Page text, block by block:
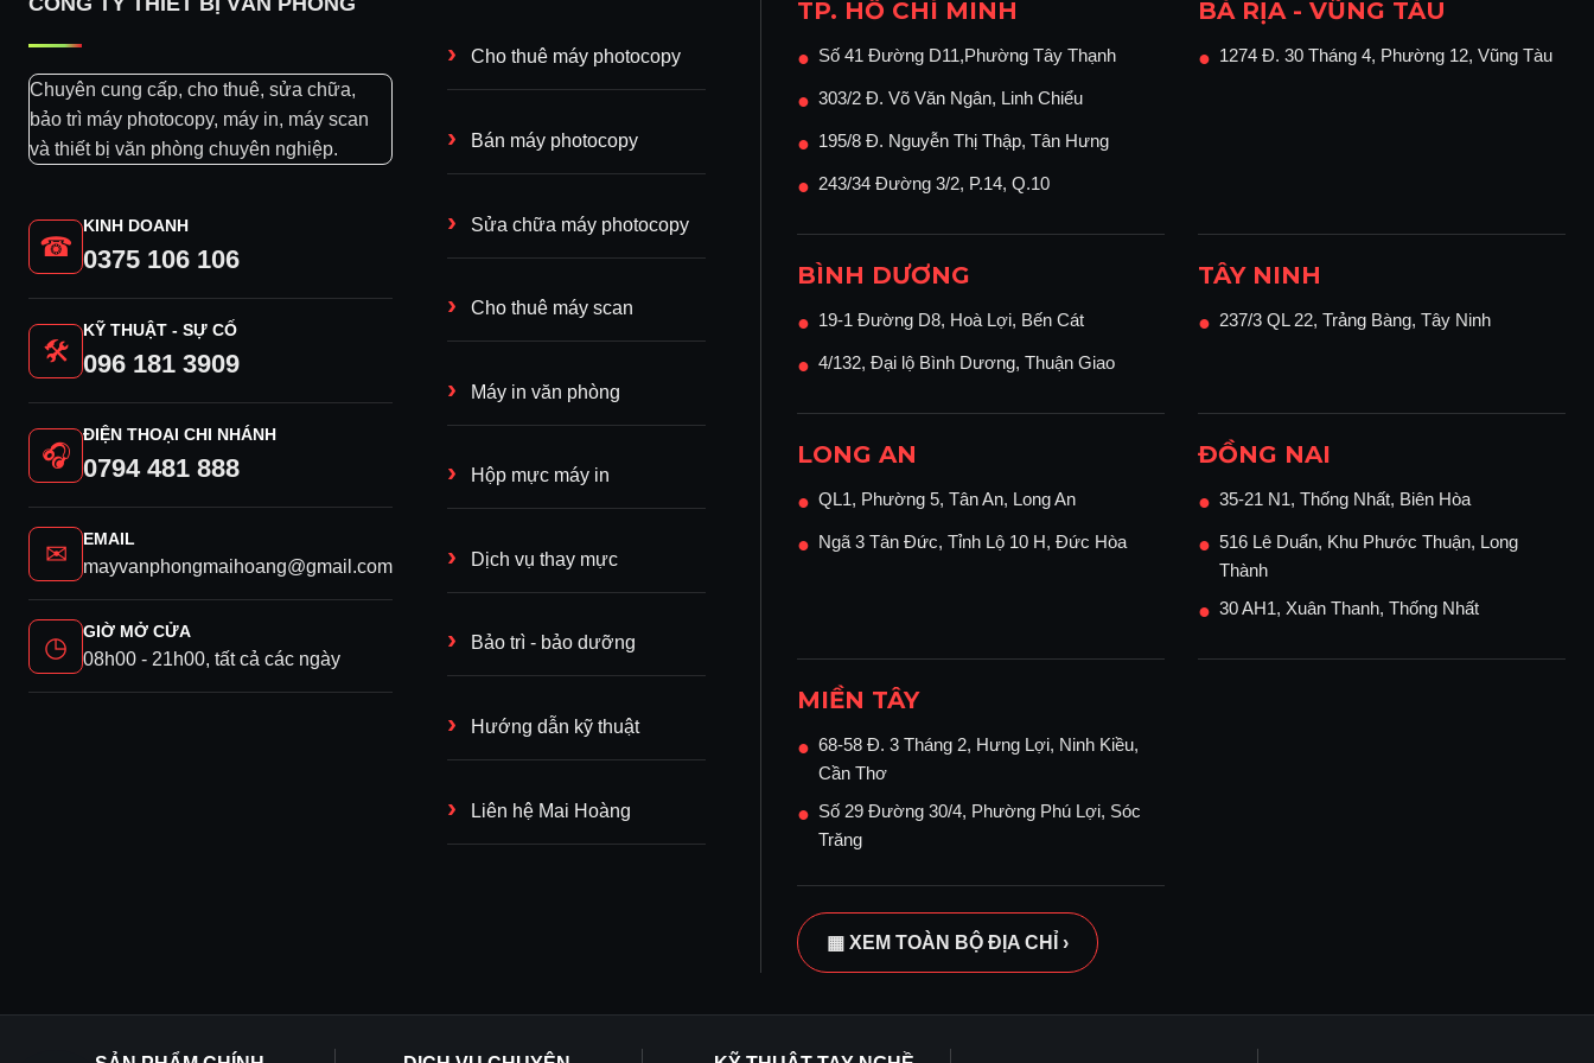
Chuyên cung cấp, cho thuê, sửa chữa,
bảo trì máy photocopy, máy in, máy scan
và thiết bị văn phòng chuyên nghiệp.
☎
KINH DOANH
0375 106 106
🛠
KỸ THUẬT - SỰ CỐ
096 181 3909
🎧
ĐIỆN THOẠI CHI NHÁNH
0794 481 888
✉ EMAIL
mayvanphongmaihoang@gmail.com
◷ GIỜ MỞ CỬA
08h00 - 21h00, tất cả các ngày
Cho thuê máy photocopy
Bán máy photocopy
Sửa chữa máy photocopy
Cho thuê máy scan
Máy in văn phòng
Hộp mực máy in
Dịch vụ thay mực
Bảo trì - bảo dưỡng
Hướng dẫn kỹ thuật
Liên hệ Mai Hoàng
TP. HỒ CHÍ MINH
● Số 41 Đường D11,Phường Tây Thạnh
● 303/2 Đ. Võ Văn Ngân, Linh Chiểu
● 195/8 Đ. Nguyễn Thị Thập, Tân Hưng
● 243/34 Đường 3/2, P.14, Q.10
BÀ RỊA - VŨNG TÀU
● 1274 Đ. 30 Tháng 4, Phường 12, Vũng Tàu
BÌNH DƯƠNG
● 19-1 Đường D8, Hoà Lợi, Bến Cát
● 4/132, Đại lộ Bình Dương, Thuận Giao
TÂY NINH
● 237/3 QL 22, Trảng Bàng, Tây Ninh
LONG AN
● QL1, Phường 5, Tân An, Long An
● Ngã 3 Tân Đức, Tỉnh Lộ 10 H, Đức Hòa
ĐỒNG NAI
● 35-21 N1, Thống Nhất, Biên Hòa
● 516 Lê Duẩn, Khu Phước Thuận, Long
Thành
● 30 AH1, Xuân Thanh, Thống Nhất
MIỀN TÂY
● 68-58 Đ. 3 Tháng 2, Hưng Lợi, Ninh Kiều,
Cần Thơ
● Số 29 Đường 30/4, Phường Phú Lợi, Sóc
Trăng
▦ XEM TOÀN BỘ ĐỊA CHỈ ›